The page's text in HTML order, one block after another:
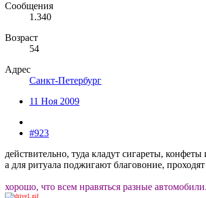
Сообщения
1.340
Возраст
54
Адрес
Санкт-Петербург
11 Ноя 2009
#923
действительно, туда кладут сигареты,
а для ритуала поджигают благовоние,
хорошо, что всем нравяться разные